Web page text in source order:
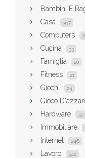
Bambini E
Casa 397
Computers
Cucina 33
Famiglia 20
Fitness 21
Giochi 24
Gioco
Hardware 42
Immobiliare
Internet 246
Lavoro 342